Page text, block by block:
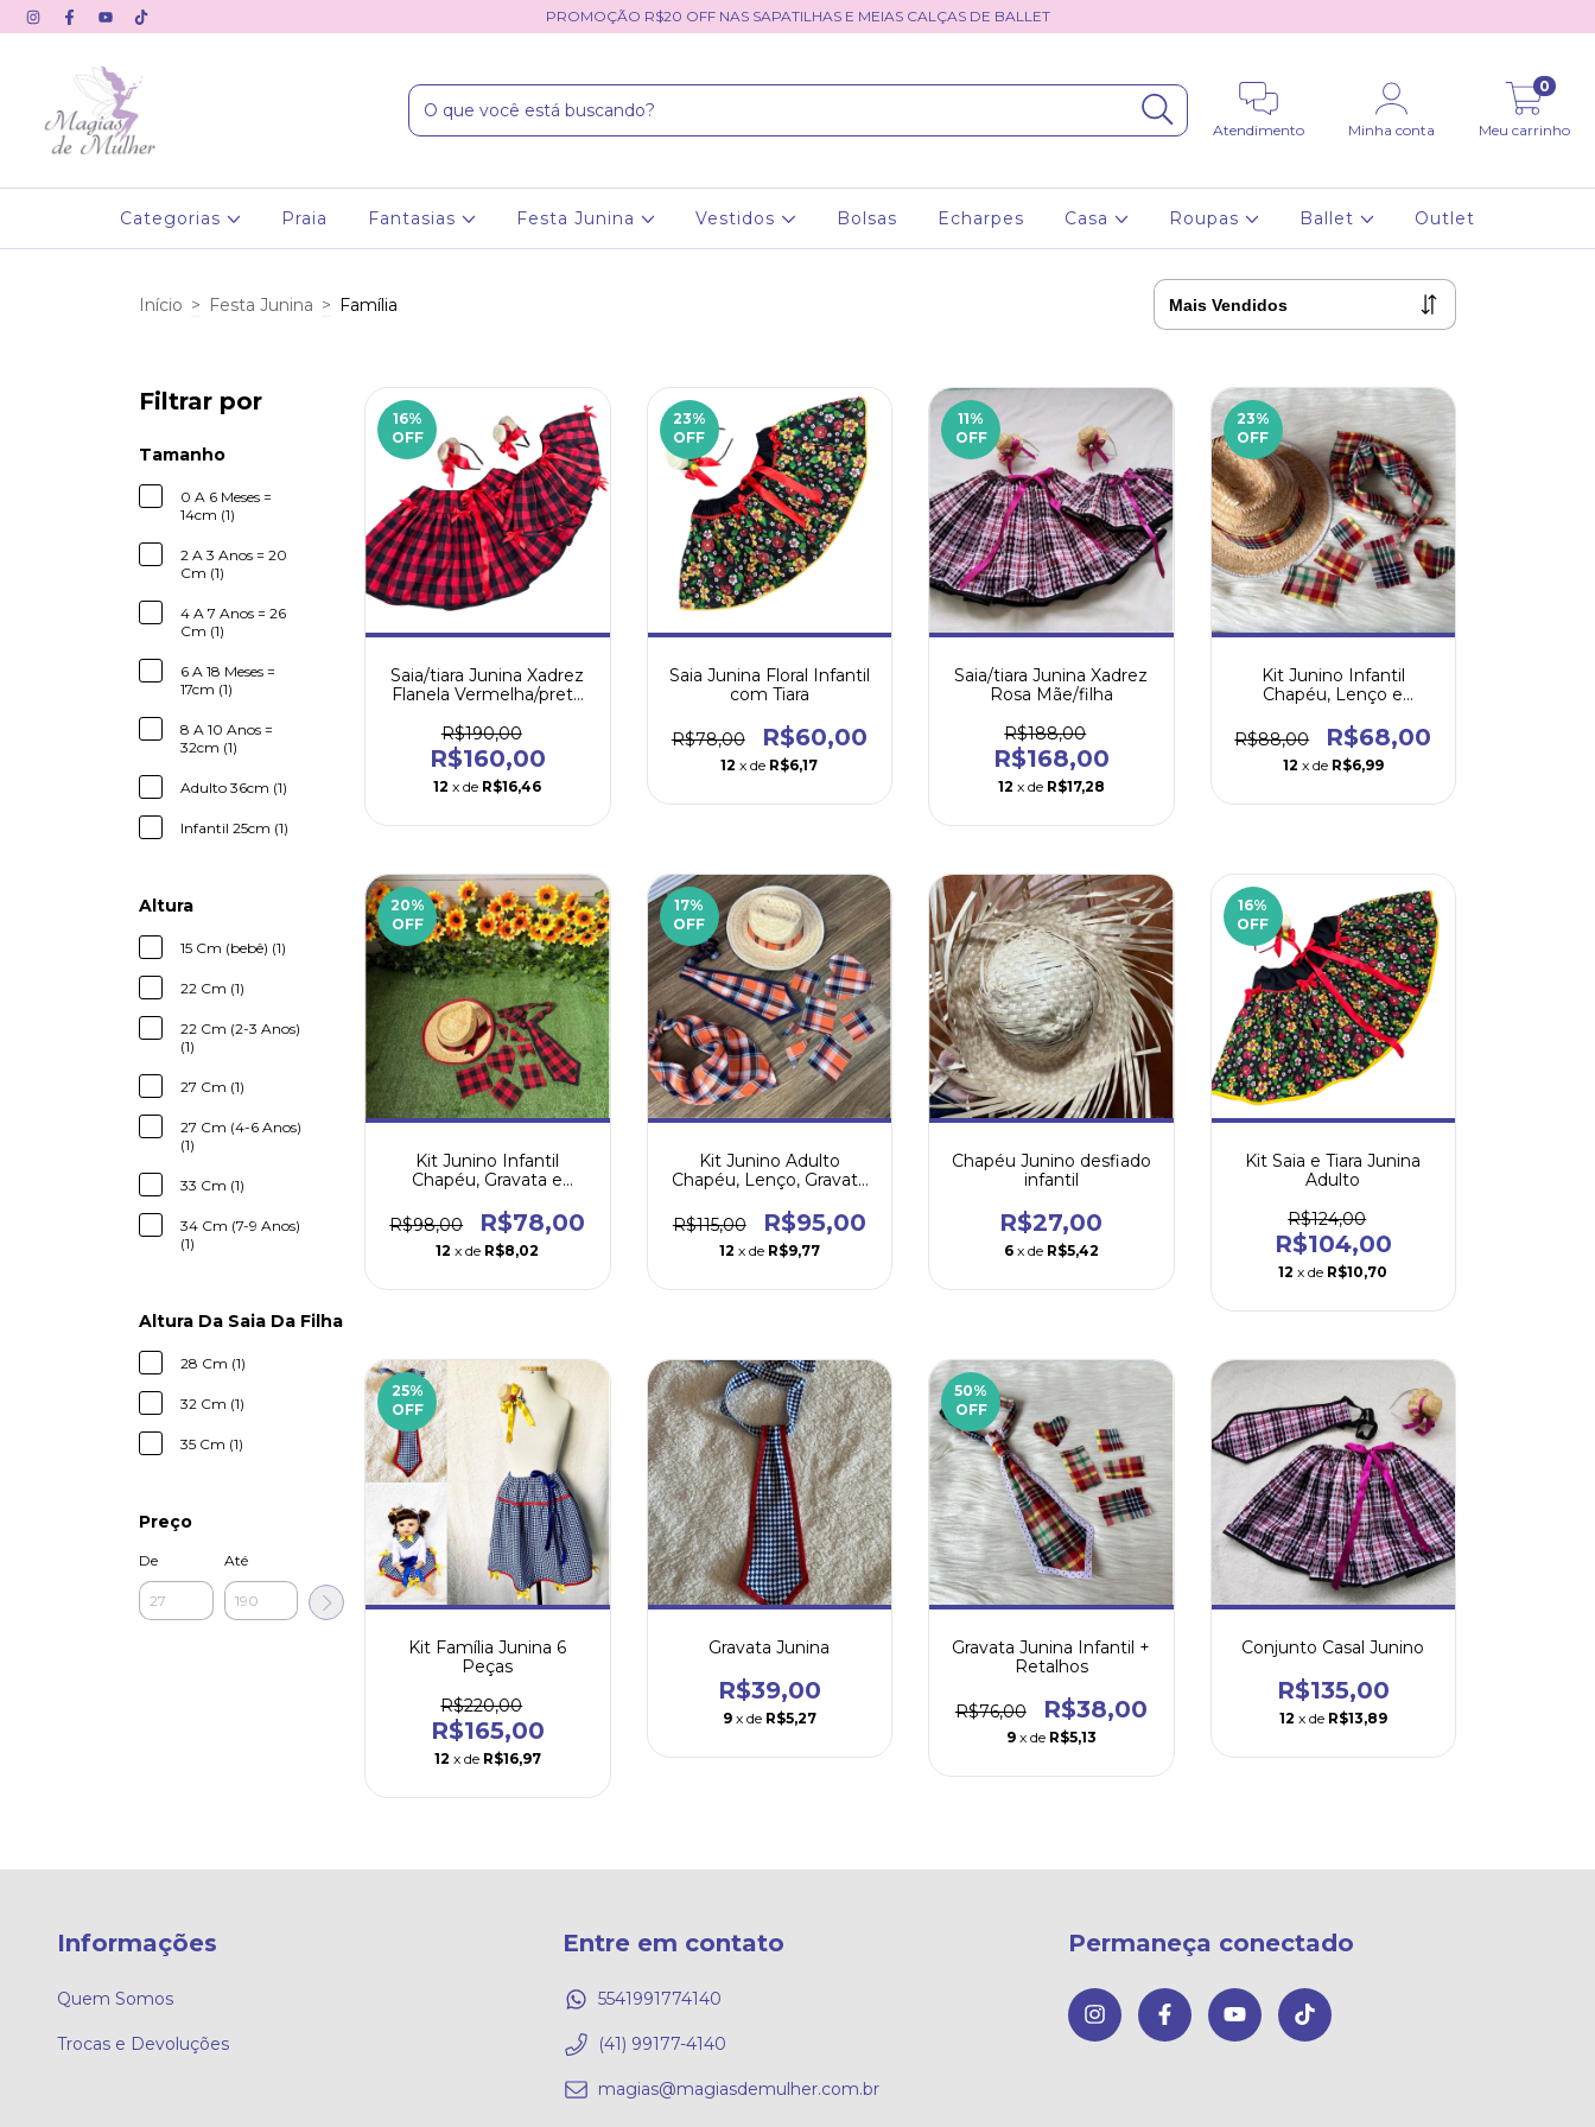
PROMOÇÃO R$20 OFF NAS SAPATILHAS E MEIAS CALÇAS DE BALLET
Atendimento Minha conta Meu carrinho
0
Categorias Praia Fantasias Festa Junina Vestidos Bolsas Echarpes Casa Roupas Ballet Outlet
Início > Festa Junina > Família
Filtrar por
Tamanho
0 A 6 Meses =
14cm (1)
2 A 3 Anos = 20
Cm (1)
4 A 7 Anos = 26
Cm (1)
6 A 18 Meses =
17cm (1)
8 A 10 Anos =
32cm (1)
Adulto 36cm (1)
Infantil 25cm (1)
Altura
15 Cm (bebê) (1)
22 Cm (1)
22 Cm (2-3 Anos)
(1)
27 Cm (1)
27 Cm (4-6 Anos)
(1)
33 Cm (1)
34 Cm (7-9 Anos)
(1)
Altura Da Saia Da Filha
28 Cm (1)
32 Cm (1)
35 Cm (1)
Preço
De Até
16%
OFF
Saia/tiara Junina Xadrez
Flanela Vermelha/preta
R$190,00
R$160,00
12 x de R$16,46
23%
OFF
Saia Junina Floral Infantil
com Tiara
R$78,00 R$60,00
12 x de R$6,17
11%
OFF
Saia/tiara Junina Xadrez
Rosa Mãe/filha
R$188,00
R$168,00
12 x de R$17,28
23%
OFF
Kit Junino Infantil
Chapéu, Lenço e
R$88,00
R$68,00
12 x de R$6,99
20%
OFF
Kit Junino Infantil
Chapéu, Gravata e
R$98,00
R$78,00
12 x de R$8,02
17%
OFF
Kit Junino Adulto
Chapéu, Lenço, Gravata
R$115,00
R$95,00
12 x de R$9,77
Chapéu Junino desfiado
infantil
R$27,00
6 x de R$5,42
16%
OFF
Kit Saia e Tiara Junina
Adulto
R$124,00
R$104,00
12 x de R$10,70
25%
OFF
Kit Família Junina 6
Peças
R$220,00
R$165,00
12 x de R$16,97
Gravata Junina
R$39,00
9 x de R$5,27
50%
OFF
Gravata Junina Infantil +
Retalhos
R$76,00 R$38,00
9 x de R$5,13
Conjunto Casal Junino
R$135,00
12 x de R$13,89
Informações
Quem Somos
Trocas e Devoluções
Entre em contato
5541991774140
(41) 99177-4140
magias@magiasdemulher.com.br
Permaneça conectado